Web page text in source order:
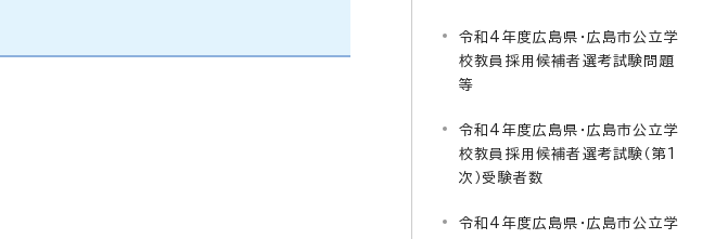
令和4年度広島県・広島市公立学
校教員採用候補者選考試験問題
等
令和4年度広島県・広島市公立学
校教員採用候補者選考試験（第1
次）受験者数
令和4年度広島県・広島市公立学